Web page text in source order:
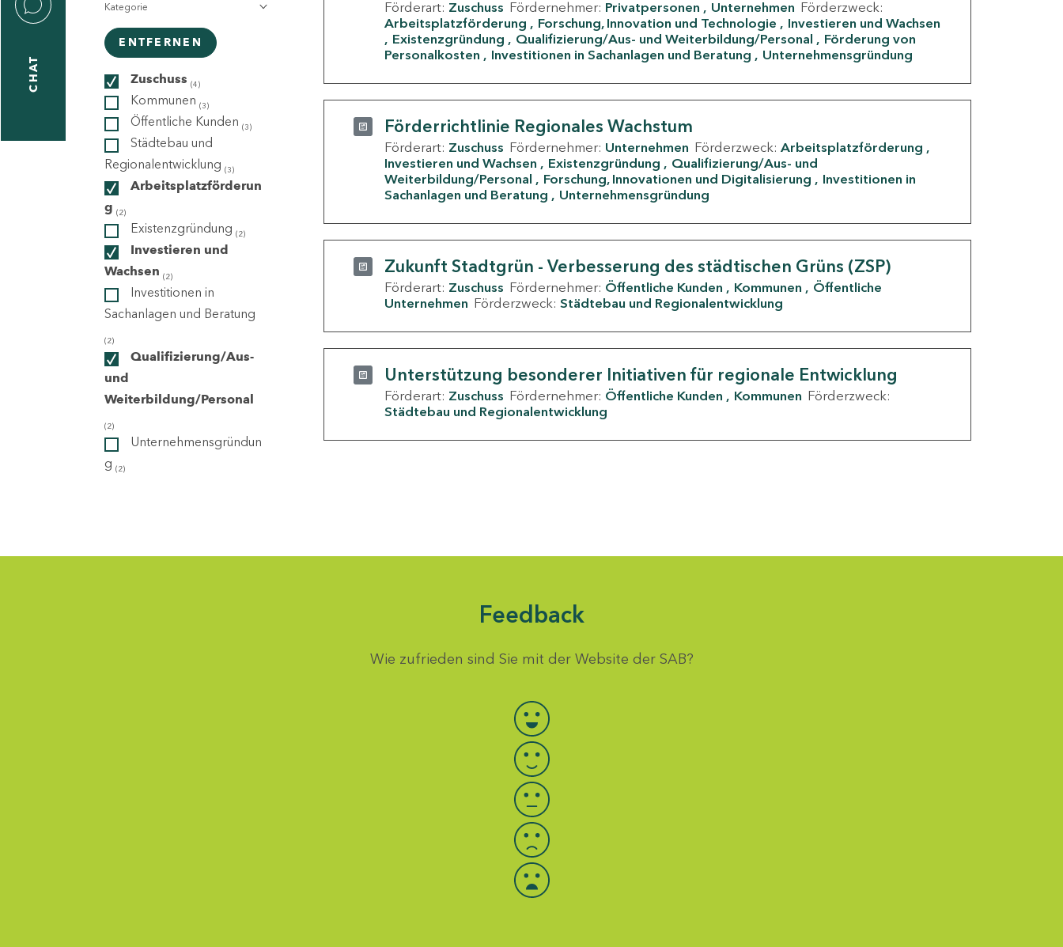
CHAT
Kategorie
ENTFERNEN
Zuschuss (4)
Kommunen (3)
Öffentliche Kunden (3)
Städtebau und
Regionalentwicklung (3)
Arbeitsplatzförderun
g (2)
Existenzgründung (2)
Investieren und
Wachsen (2)
Investitionen in
Sachanlagen und Beratung
(2)
Qualifizierung/Aus-
und
Weiterbildung/Personal
(2)
Unternehmensgründun
g (2)
Förderart: Zuschuss Fördernehmer: Privatpersonen Unternehmen Förderzweck:
Arbeitsplatzförderung
Forschung, Innovation und Technologie
Investieren und Wachsen
Existenzgründung
Qualifizierung/Aus- und Weiterbildung/Personal
Förderung von
Personalkosten
Investitionen in Sachanlagen und Beratung Unternehmensgründung
Förderrichtlinie Regionales Wachstum
Förderart: Zuschuss Fördernehmer: Unternehmen Förderzweck: Arbeitsplatzförderung
Investieren und Wachsen
Existenzgründung
Qualifizierung/Aus- und
Weiterbildung/Personal
Forschung, Innovationen und Digitalisierung
Investitionen in
Sachanlagen und Beratung
Unternehmensgründung
Zukunft Stadtgrün - Verbesserung des städtischen Grüns (ZSP)
Förderart: Zuschuss Fördernehmer: Öffentliche Kunden Kommunen
Öffentliche
Unternehmen Förderzweck: Städtebau und Regionalentwicklung
Unterstützung besonderer Initiativen für regionale Entwicklung
Förderart: Zuschuss Fördernehmer: Öffentliche Kunden Kommunen Förderzweck:
Städtebau und Regionalentwicklung
Feedback
Wie zufrieden sind Sie mit der Website der SAB?
Bewertung auswählen